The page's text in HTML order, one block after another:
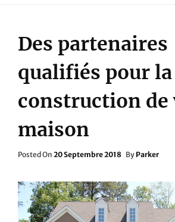
Des partenaires
qualifiés pour la
construction de
maison
Posted On Posted
20 Septembre 2018 By Parker